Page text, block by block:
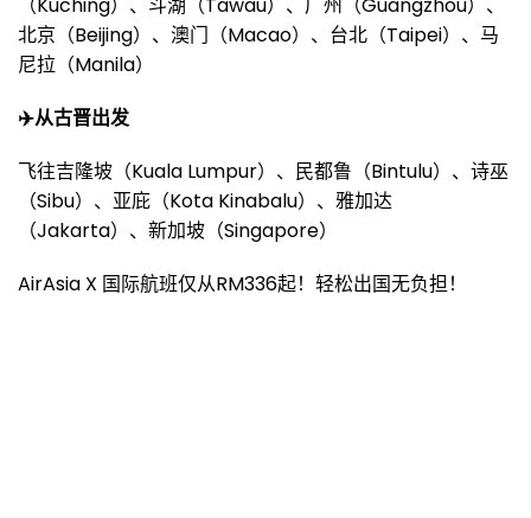
北京（Beijing）、澳门（Macao）、台北（Taipei）、马
尼拉（Manila）
✈️从古晋出发
飞往吉隆坡（Kuala Lumpur）、民都鲁（Bintulu）、诗巫
（Sibu）、亚庇（Kota Kinabalu）、雅加达
（Jakarta）、新加坡（Singapore）
AirAsia X 国际航班仅从RM336起！轻松出国无负担！